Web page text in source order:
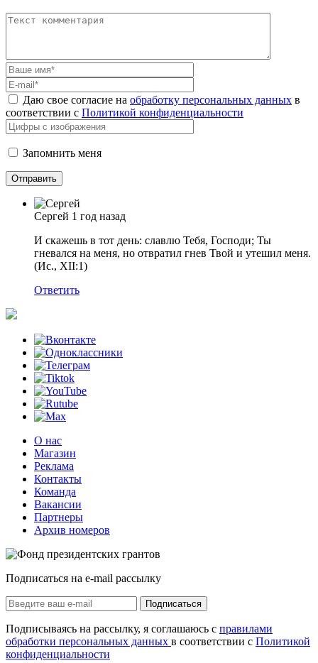
Даю свое согласие на обработку персональных данных в
соответствии с Политикой конфиденциальности
Запомнить меня
Сергей 1 год назад
И скажешь в тот день: славлю Тебя, Господи; Ты
гневался на меня, но отвратил гнев Твой и утешил меня.
(Ис., XII:1)
Ответить
О нас
Магазин
Реклама
Контакты
Команда
Вакансии
Партнеры
Архив номеров
Подписаться на e-mail рассылку
Подписаться
Подписываясь на рассылку, я соглашаюсь с правилами
обработки персональных данных в соответствии с Политикой
конфиденциальности